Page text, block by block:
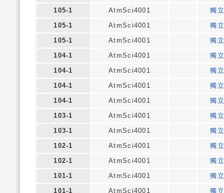
105-1
AtmSci4001
獨
105-1
AtmSci4001
獨
105-1
AtmSci4001
獨
104-1
AtmSci4001
獨
104-1
AtmSci4001
獨
104-1
AtmSci4001
獨
104-1
AtmSci4001
獨
103-1
AtmSci4001
獨
103-1
AtmSci4001
獨
102-1
AtmSci4001
獨
102-1
AtmSci4001
獨
101-1
AtmSci4001
獨
101-1
AtmSci4001 獨